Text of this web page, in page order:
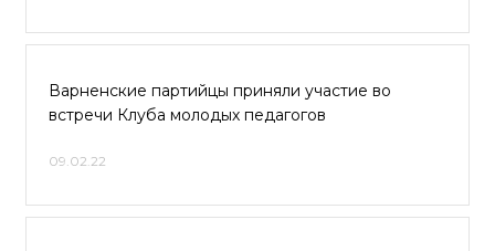
Варненские партийцы приняли участие во
встречи Клуба молодых педагогов
09.02.22